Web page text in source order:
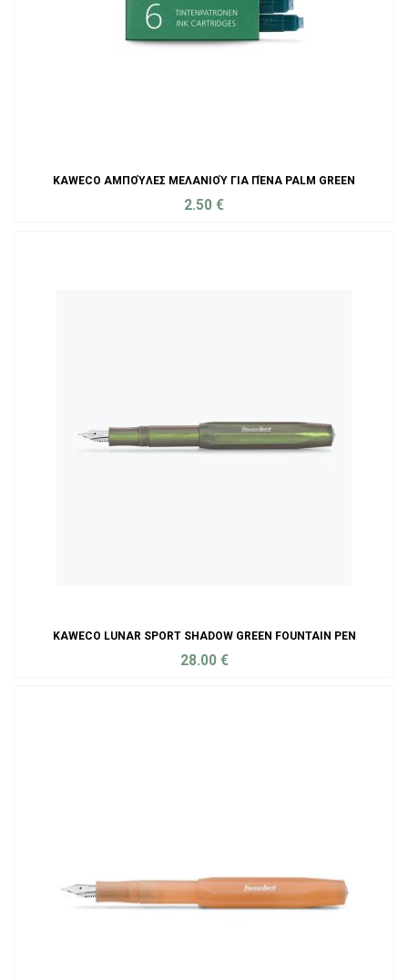
KAWECO ΑΜΠΟΎΛΕΣ ΜΕΛΑΝΙΟΎ ΓΙΑ ΠΈΝΑ PALM GREEN
2.50 €
KAWECO LUNAR SPORT SHADOW GREEN FOUNTAIN PEN
28.00 €